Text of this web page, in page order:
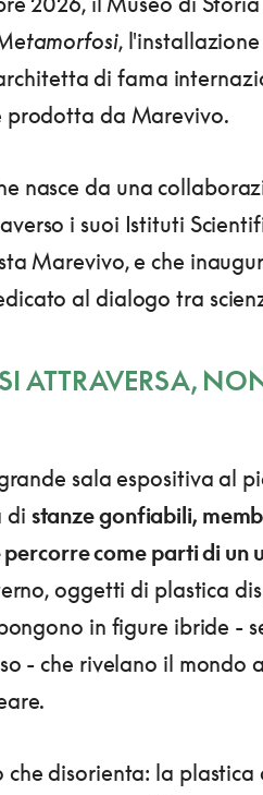
,
di fama
prodotta da Marevivo.
nasce da una
i suoi Istituti
Marevivo, e che
al dialogo tra
ATTRAVERSA,
sala espositiva al
di stanze gonfiabili,
come parti di un
oggetti di plastica
in figure ibride -
- che rivelano il mondo
disorienta: la plastica